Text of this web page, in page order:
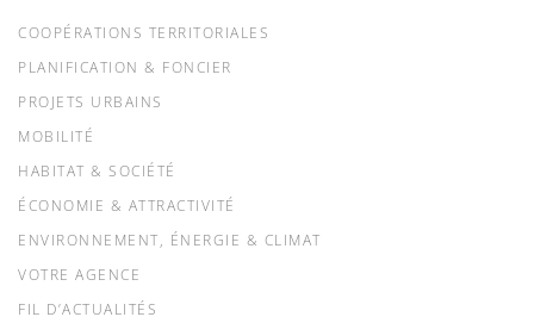
COOPÉRATIONS TERRITORIALES
PLANIFICATION & FONCIER
PROJETS URBAINS
MOBILITÉ
HABITAT & SOCIÉTÉ
ÉCONOMIE & ATTRACTIVITÉ
ENVIRONNEMENT, ÉNERGIE & CLIMAT
VOTRE AGENCE
FIL D’ACTUALITÉS